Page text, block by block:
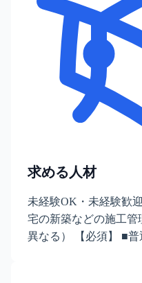
求める人材
未経験OK・未経験歓
宅の新築などの施工管
異なる） 【必須】 ■